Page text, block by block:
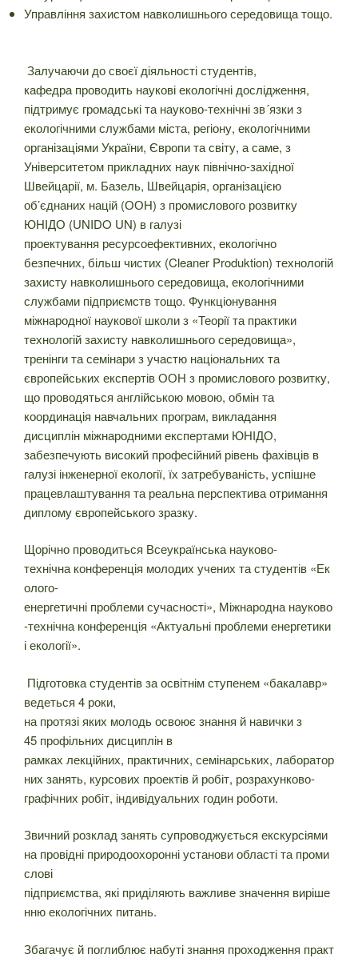
Управління захистом навколишнього середовища тощо.
Залучаючи до своєї діяльності студентів,
кафедра проводить наукові екологічні дослідження,
підтримує громадські та науково-технічні зв´язки з
екологічними службами міста, регіону, екологічними
організаціями України, Європи та світу, а саме, з
Університетом прикладних наук північно-західної
Швейцарії, м. Базель, Швейцарія, організацією
об’єднаних націй (ООН) з промислового розвитку
ЮНІДО (UNIDO UN) в галузі
проектування ресурсоефективних, екологічно
безпечних, більш чистих (Cleaner Produktion) технологій
захисту навколишнього середовища, екологічними
службами підприємств тощо. Функціонування
міжнародної наукової школи з «Теорії та практики
технологій захисту навколишнього середовища»,
тренінги та семінари з участю національних та
європейських експертів ООН з промислового розвитку,
що проводяться англійською мовою, обмін та
координація навчальних програм, викладання
дисциплін міжнародними експертами ЮНІДО,
забезпечують високий професійний рівень фахівців в
галузі інженерної екології, їх затребуваність, успішне
працевлаштування та реальна перспектива отримання
диплому європейського зразку.
Щорічно проводиться Всеукраїнська науково-
технічна конференція молодих учених та студентів «Ек
олого-
енергетичні проблеми сучасності», Міжнародна науково
-технічна конференція «Актуальні проблеми енергетики
і екології».
Підготовка студентів за освітнім ступенем «бакалавр»
ведеться 4 роки,
на протязі яких молодь освоює знання й навички з
45 профільних дисциплін в
рамках лекційних, практичних, семінарських, лаборатор
них занять, курсових проектів й робіт, розрахунково-
графічних робіт, індивідуальних годин роботи.
Звичний розклад занять супроводжується екскурсіями
на провідні природоохоронні установи області та проми
слові
підприємства, які приділяють важливе значення виріше
нню екологічних питань.
Збагачує й поглиблює набуті знання проходження практ